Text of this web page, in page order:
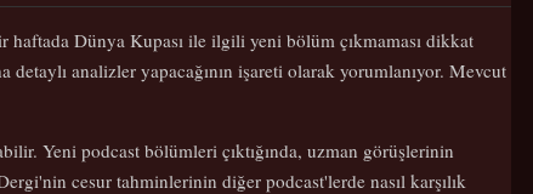
Dünya Kupası ile ilgili yeni bölüm çıkmaması dikkat
analizler yapacağının işareti olarak yorumlanıyor. Mevcut
Yeni podcast bölümleri çıktığında, uzman görüşlerinin
cesur tahminlerinin diğer podcast'lerde nasıl karşılık